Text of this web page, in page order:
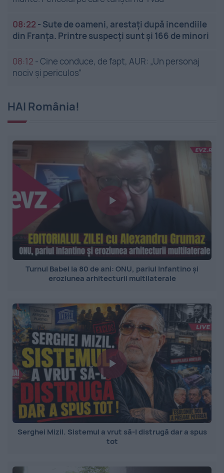
08:22 - Sute de oameni, arestați după incendiile
din Franța. Printre suspecți sunt și 166 de minori
08:12 -Cine conduce, de fapt, AUR: „Un personaj
nociv și periculos”
HAI România!
Turnul Babel la 80 de ani: ONU, pariul Infantino și
eroziunea arhitecturii multilaterale
Serghei Mizil. Sistemul a vrut să-l distrugă dar a spus
tot